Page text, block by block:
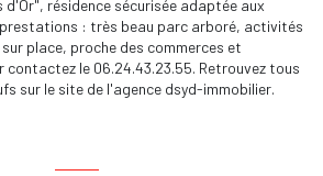
d'Or", résidence sécurisée adaptée aux
: très beau parc arboré, activités
place, proche des commerces et
contactez le 06.24.43.23.55. Retrouvez tous
sur le site de l'agence dsyd-immobilier.